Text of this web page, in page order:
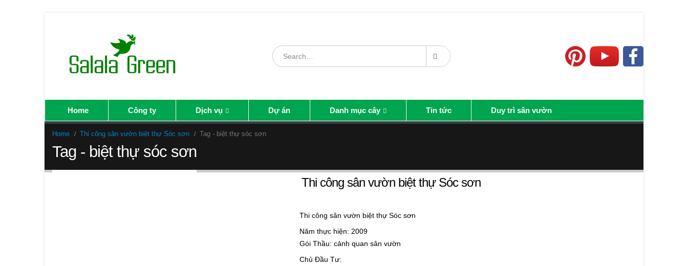
Home Công ty Dịch vụ Dự án Danh mục cây Tin tức Duy trì sân vườn
Home Thi công sân vườn biệt thự Sóc sơn Tag - biệt thự sóc sơn
Tag - biệt thự sóc sơn
Thi công sân vườn biệt thự Sóc sơn
Thi công sân vườn biệt thự Sóc sơn
Năm thực hiện: 2009
Gói Thầu: cảnh quan sân vườn
Chủ Đầu Tư: